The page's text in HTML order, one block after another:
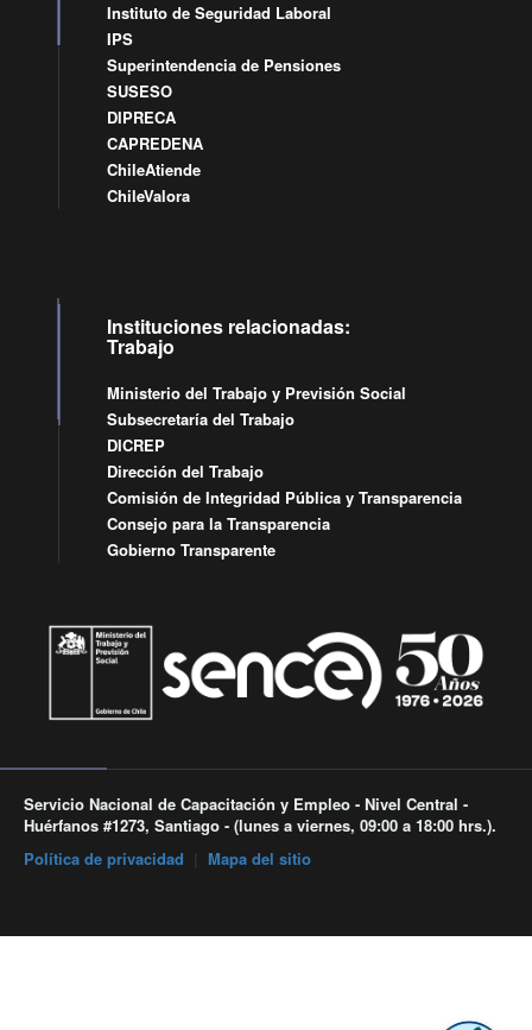
Instituto de Seguridad Laboral
IPS
Superintendencia de Pensiones
SUSESO
DIPRECA
CAPREDENA
ChileAtiende
ChileValora
Instituciones relacionadas:
Trabajo
Ministerio del Trabajo y Previsión Social
Subsecretaría del Trabajo
DICREP
Dirección del Trabajo
Comisión de Integridad Pública y Transparencia
Consejo para la Transparencia
Gobierno Transparente
Servicio Nacional de Capacitación y Empleo - Nivel Central -
Huérfanos #1273, Santiago - (lunes a viernes, 09:00 a 18:00 hrs.).
Política de privacidad
Mapa del sitio